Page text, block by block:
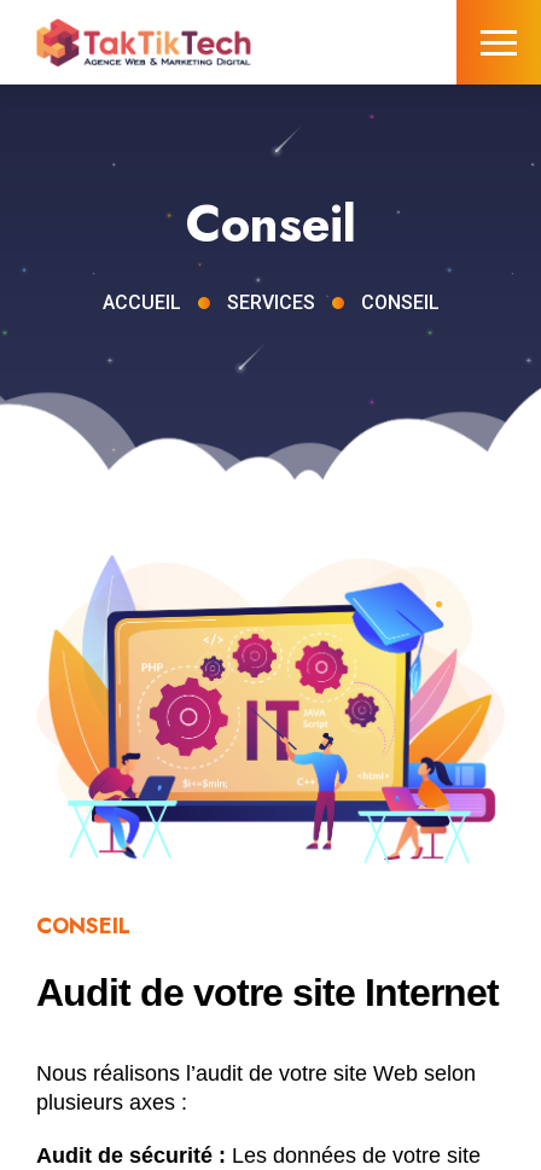
Conseil
ACCUEIL SERVICES CONSEIL
CONSEIL
Audit de votre site Internet
Nous réalisons l’audit de votre site Web selon
plusieurs axes :
Audit de sécurité : Les données de votre site